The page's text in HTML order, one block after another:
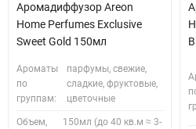
Аромадиффузор Areon
Home Perfumes Exclusive
Sweet Gold 150мл
Ароматы
по
группам:
парфумы, свежие,
сладкие, фруктовые,
цветочные
Объем,
150мл (до 40 кв.м ≈ 3-